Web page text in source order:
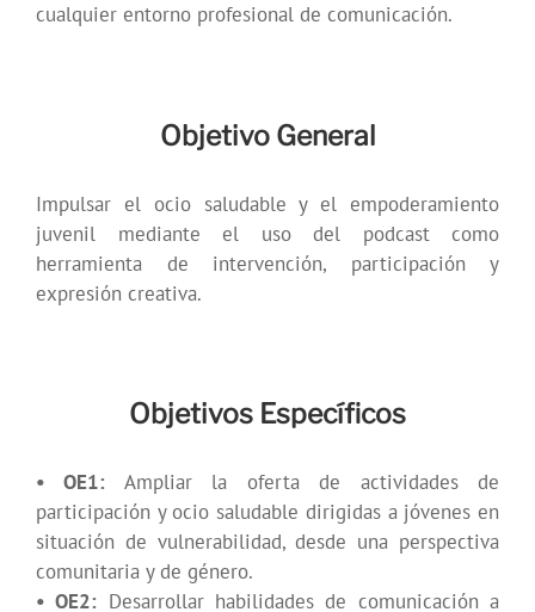
cualquier entorno profesional de comunicación.
Objetivo General
Impulsar el ocio saludable y el empoderamiento
juvenil mediante el uso del podcast como
herramienta de intervención, participación y
expresión creativa.
Objetivos Específicos
• OE1: Ampliar la oferta de actividades de
participación y ocio saludable dirigidas a jóvenes en
situación de vulnerabilidad, desde una perspectiva
comunitaria y de género.
• OE2: Desarrollar habilidades de comunicación a